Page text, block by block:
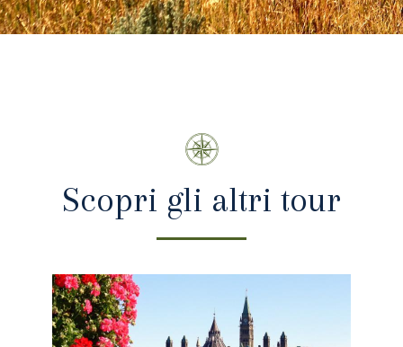
Scopri gli altri tour